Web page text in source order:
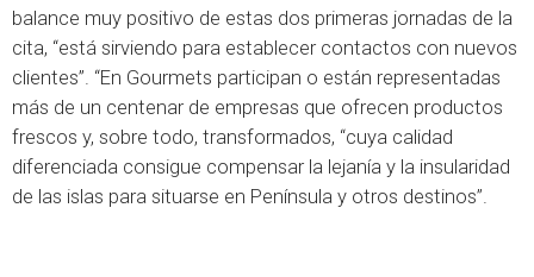
balance muy positivo de estas dos primeras jornadas de la
cita, “está sirviendo para establecer contactos con nuevos
clientes”. “En Gourmets participan o están representadas
más de un centenar de empresas que ofrecen productos
frescos y, sobre todo, transformados, “cuya calidad
diferenciada consigue compensar la lejanía y la insularidad
de las islas para situarse en Península y otros destinos”.